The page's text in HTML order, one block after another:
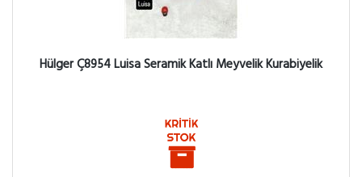
Hülger Ç8954 Luisa Seramik Katlı Meyvelik Kurabiyelik